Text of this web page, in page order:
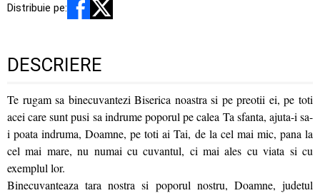
Distribuie pe:
DESCRIERE
Te rugam sa binecuvantezi Biserica noastra si pe preotii ei, pe toti
acei care sunt pusi sa indrume poporul pe calea Ta sfanta, ajuta-i sa-
i poata indruma, Doamne, pe toti ai Tai, de la cel mai mic, pana la
cel mai mare, nu numai cu cuvantul, ci mai ales cu viata si cu
exemplul lor.
Binecuvanteaza tara nostra si poporul nostru, Doamne, judetul